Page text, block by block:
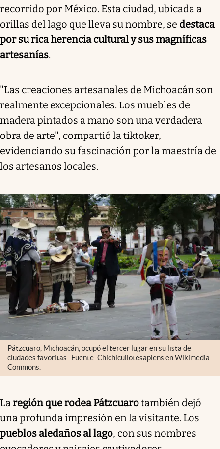
recorrido por México. Esta ciudad, ubicada a
orillas del lago que lleva su nombre, se destaca
por su rica herencia cultural y sus magníficas
artesanías.
"Las creaciones artesanales de Michoacán son
realmente excepcionales. Los muebles de
madera pintados a mano son una verdadera
obra de arte", compartió la tiktoker,
evidenciando su fascinación por la maestría de
los artesanos locales.
Pátzcuaro, Michoacán, ocupó el tercer lugar en su lista de
ciudades favoritas. Fuente: Chichicuilotesapiens en Wikimedia
Commons.
La región que rodea Pátzcuarotambién dejó
una profunda impresión en la visitante. Los
pueblos aledaños al lago, con sus nombres